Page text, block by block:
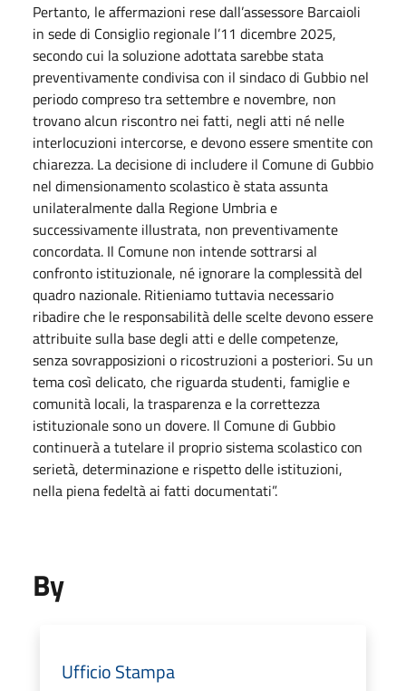
Pertanto, le affermazioni rese dall’assessore Barcaioli
in sede di Consiglio regionale l’11 dicembre 2025,
secondo cui la soluzione adottata sarebbe stata
preventivamente condivisa con il sindaco di Gubbio nel
periodo compreso tra settembre e novembre, non
trovano alcun riscontro nei fatti, negli atti né nelle
interlocuzioni intercorse, e devono essere smentite con
chiarezza. La decisione di includere il Comune di Gubbio
nel dimensionamento scolastico è stata assunta
unilateralmente dalla Regione Umbria e
successivamente illustrata, non preventivamente
concordata. Il Comune non intende sottrarsi al
confronto istituzionale, né ignorare la complessità del
quadro nazionale. Ritieniamo tuttavia necessario
ribadire che le responsabilità delle scelte devono essere
attribuite sulla base degli atti e delle competenze,
senza sovrapposizioni o ricostruzioni a posteriori. Su un
tema così delicato, che riguarda studenti, famiglie e
comunità locali, la trasparenza e la correttezza
istituzionale sono un dovere. Il Comune di Gubbio
continuerà a tutelare il proprio sistema scolastico con
serietà, determinazione e rispetto delle istituzioni,
nella piena fedeltà ai fatti documentati”.
By
Ufficio Stampa